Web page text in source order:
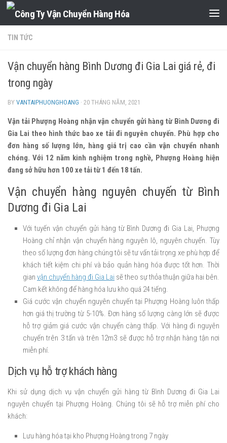
Skip to content
TIN TỨC
Vận chuyển hàng Bình Dương đi Gia Lai giá rẻ, đi
trong ngày
BY VANTAIPHUONGHOANG · 20 THÁNG NĂM, 2021
Vận tải Phượng Hoàng nhận vận chuyển gửi hàng từ Bình Dương đi
Gia Lai theo hình thức bao xe tải đi nguyên chuyến. Phù hợp cho
đơn hàng số lượng lớn, hàng giá trị cao cần vận chuyển nhanh
chóng. Với 12 năm kinh nghiệm trong nghề, Phượng Hoàng hiện
đang sở hữu hơn 100 xe tải từ 1 đến 18 tấn.
Vận chuyển hàng nguyên chuyến từ Bình
Dương đi Gia Lai
Với tuyến vận chuyển gửi hàng từ Bình Dương đi Gia Lai, Phượng
Hoàng chỉ nhận vận chuyển hàng nguyên lô, nguyên chuyến. Tùy
theo số lượng đơn hàng chúng tôi sẽ tư vấn tải trọng xe phù hợp để
khách tiết kiệm chi phí và bảo quản hàng hóa được tốt hơn. Thời
gian vận chuyển hàng đi Gia Lai sẽ theo sự thỏa thuận giữa hai bên.
Cam kết không để hàng hóa lưu kho quá 24 tiếng.
Giá cước vận chuyển nguyên chuyến tại Phượng Hoàng luôn thấp
hơn giá thị trường từ 5-10%. Đơn hàng số lượng càng lớn sẽ được
hỗ trợ giảm giá cước vận chuyển càng thấp. Với hàng đi nguyên
chuyến trên 3 tấn và trên 12m3 sẽ được hỗ trợ nhận hàng tận nơi
miễn phí.
Dịch vụ hỗ trợ khách hàng
Khi sử dụng dịch vụ vận chuyển gửi hàng từ Bình Dương đi Gia Lai
nguyên chuyến tại Phượng Hoàng. Chúng tôi sẽ hỗ trợ miễn phí cho
khách:
Lưu hàng hóa tại kho Phượng Hoàng trong 7 ngày